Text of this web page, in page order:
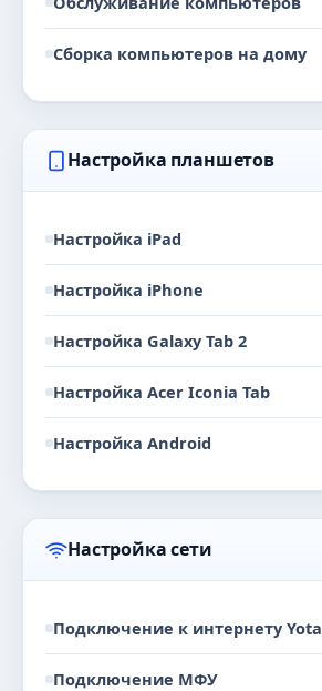
Сборка компьютеров на дому
Настройка планшетов
Настройка iPad
Настройка iPhone
Настройка Galaxy Tab 2
Настройка Acer Iconia Tab
Настройка Android
Настройка сети
Подключение к интернету Yota
Подключение МФУ